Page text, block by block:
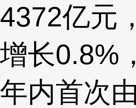
4372亿元
增长0.8%
年内首次